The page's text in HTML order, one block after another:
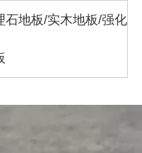
石地板/实木地板/强化